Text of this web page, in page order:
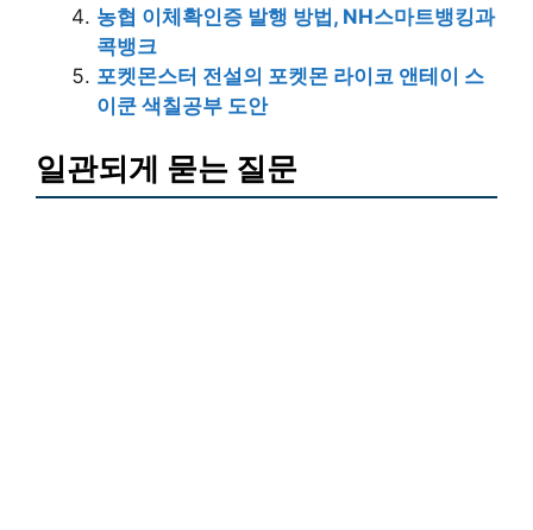
농협 이체확인증 발행 방법, NH스마트뱅킹과
콕뱅크
포켓몬스터 전설의 포켓몬 라이코 앤테이 스
이쿤 색칠공부 도안
일관되게 묻는 질문